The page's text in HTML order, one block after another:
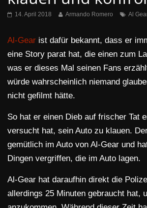
14. April 2018 Armando Romero Al
Al-Gear ist dafür bekannt, dass er
eine Story parat hat, die einen zum
was er dieses Mal seinen Fans
würde wahrscheinlich niemand
nicht gefilmt hätte.
So hat er einen Dieb auf frischer Tat
versucht hat, sein Auto zu klauen.
gemütlich im Auto von Al-Gear und
Dingen vergriffen, die im Auto lagen.
Al-Gear hat daraufhin direkt die
allerdings 25 Minuten gebraucht hat,